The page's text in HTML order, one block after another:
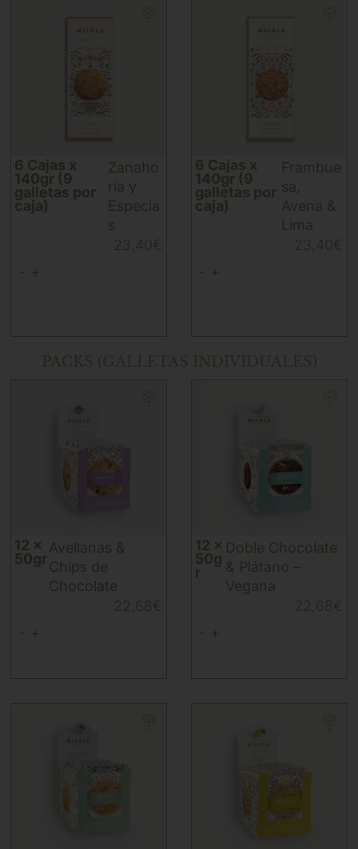
6 Cajas x
140gr (9
galletas por
caja)
Zanaho
ria y
Especia
s
23,40€
+
6 Cajas x
140gr (9
galletas por
caja)
Frambue
sa,
Avena &
Lima
23,40€
+
PACKS (GALLETAS INDIVIDUALES)
12 x
50gr
Avellanas &
Chips de
Chocolate
22,68€
+
12 x
50g
r
Doble Chocolate
& Plátano –
Vegana
22,68€
+